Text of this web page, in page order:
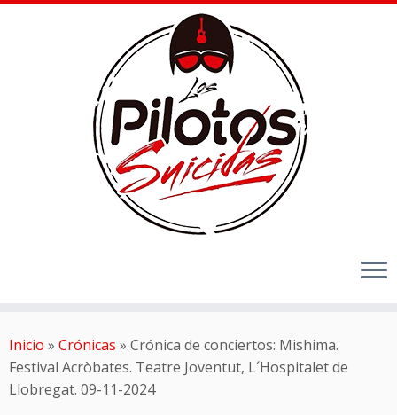
Inicio » Crónicas » Crónica de conciertos: Mishima.
Festival Acròbates. Teatre Joventut, L´Hospitalet de
Llobregat. 09-11-2024